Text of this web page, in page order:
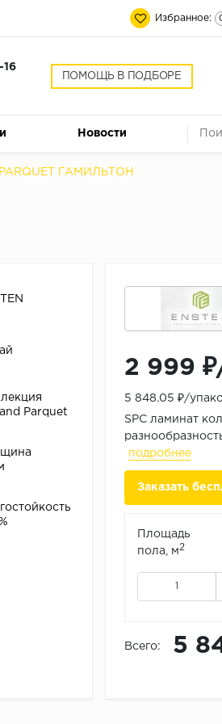
Избранное:
16
ПОМОЩЬ В ПОДБОРЕ
Новости
PARQUET ГАМИЛЬТОН
Parquet
2 999
5 848.05 ₽/
SPC ламинат
подробнее
Заказать
Площадь
пола, м 2
Всего: 5